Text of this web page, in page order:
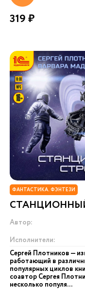
319 ₽
ФАНТАСТИКА. ФЭНТЕЗИ
Автор:
Исполнители:
Сергей Плотников —
работающий в
популярных циклов
соавтор Сергея
несколько популя...